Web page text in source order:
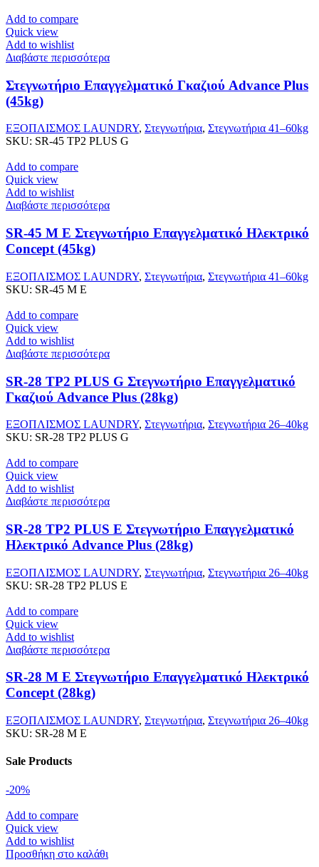
Add to compare
Quick view
Add to wishlist
Διαβάστε περισσότερα
Στεγνωτήριο Επαγγελματικό Γκαζιού Advance Plus
(45kg)
ΕΞΟΠΛΙΣΜΟΣ LAUNDRY, Στεγνωτήρια, Στεγνωτήρια 41–60kg
SKU: SR-45 TP2 PLUS G
Add to compare
Quick view
Add to wishlist
Διαβάστε περισσότερα
SR-45 M E Στεγνωτήριο Επαγγελματικό Ηλεκτρικό
Concept (45kg)
ΕΞΟΠΛΙΣΜΟΣ LAUNDRY, Στεγνωτήρια, Στεγνωτήρια 41–60kg
SKU: SR-45 M E
Add to compare
Quick view
Add to wishlist
Διαβάστε περισσότερα
SR-28 TP2 PLUS G Στεγνωτήριο Επαγγελματικό
Γκαζιού Advance Plus (28kg)
ΕΞΟΠΛΙΣΜΟΣ LAUNDRY, Στεγνωτήρια, Στεγνωτήρια 26–40kg
SKU: SR-28 TP2 PLUS G
Add to compare
Quick view
Add to wishlist
Διαβάστε περισσότερα
SR-28 TP2 PLUS E Στεγνωτήριο Επαγγελματικό
Ηλεκτρικό Advance Plus (28kg)
ΕΞΟΠΛΙΣΜΟΣ LAUNDRY, Στεγνωτήρια, Στεγνωτήρια 26–40kg
SKU: SR-28 TP2 PLUS E
Add to compare
Quick view
Add to wishlist
Διαβάστε περισσότερα
SR-28 M E Στεγνωτήριο Επαγγελματικό Ηλεκτρικό
Concept (28kg)
ΕΞΟΠΛΙΣΜΟΣ LAUNDRY, Στεγνωτήρια, Στεγνωτήρια 26–40kg
SKU: SR-28 M E
Sale Products
-20%
Add to compare
Quick view
Add to wishlist
Προσθήκη στο καλάθι